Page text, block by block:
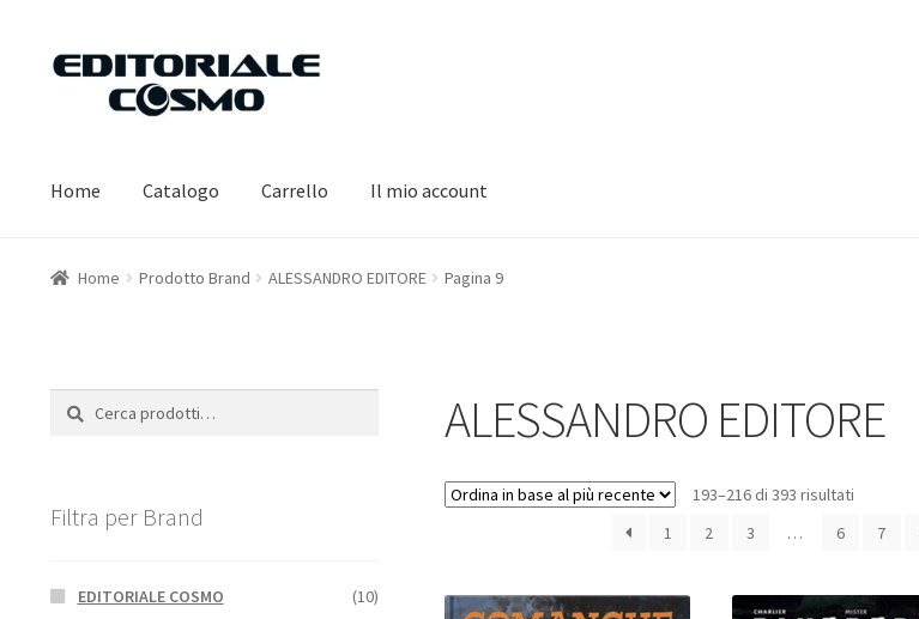
Vai
navigazione
Vai
Home Catalogo Carrello Il mio account
Home Prodotto Brand ALESSANDRO EDITORE Pagina 9
ALESSANDRO EDITORE
193–216 di 393 risultati
1
2 3 … 6 7
Cerca:
Cerca
Filtra per Brand
EDITORIALE COSMO
(10)